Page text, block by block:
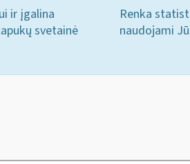
ir įgalina
svetainė
Renka
naudojami